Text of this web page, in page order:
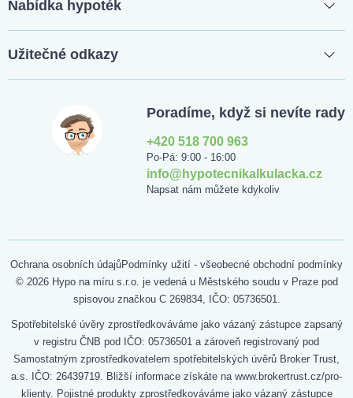
Nabídka hypoték
Užitečné odkazy
Poradíme, když si nevíte rady
+420 518 700 963
Po-Pá: 9:00 - 16:00
info@hypotecnikalkulacka.cz
Napsat nám můžete kdykoliv
Ochrana osobních údajůPodmínky užití - všeobecné obchodní podmínky
© 2026 Hypo na míru s.r.o. je vedená u Městského soudu v Praze pod
spisovou značkou C 269834, IČO: 05736501.
Spotřebitelské úvěry zprostředkováváme jako vázaný zástupce zapsaný
v registru ČNB pod IČO: 05736501 a zároveň registrovaný pod
Samostatným zprostředkovatelem spotřebitelských úvěrů Broker Trust,
a.s. IČO: 26439719. Bližší informace získáte na www.brokertrust.cz/pro-
klienty. Pojistné produkty zprostředkováváme jako vázaný zástupce